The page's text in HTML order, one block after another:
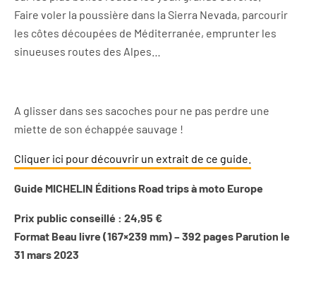
Faire voler la poussière dans la Sierra Nevada, parcourir
les côtes découpées de Méditerranée, emprunter les
sinueuses routes des Alpes…
A glisser dans ses sacoches pour ne pas perdre une
miette de son échappée sauvage !
Cliquer ici pour découvrir un extrait de ce guide.
Guide MICHELIN Éditions Road trips à moto Europe
Prix public conseillé : 24,95 €
Format Beau livre (167×239 mm) – 392 pages Parution le
31 mars 2023